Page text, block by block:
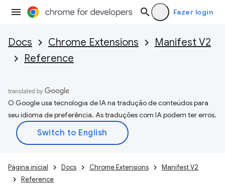
Fazer login
Docs Chrome Extensions
Manifest V2
Reference
O Google usa tecnologia de IA na tradução de conteúdos para
seu idioma de preferência. As traduções com IA podem ter erros.
Página inicial Docs Chrome Extensions
Manifest V2
Reference